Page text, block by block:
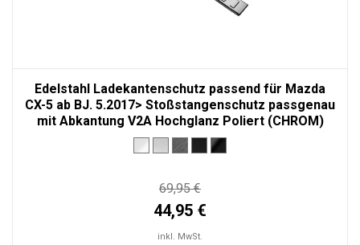
Edelstahl Ladekantenschutz passend für Mazda
CX-5 ab BJ. 5.2017> Stoßstangenschutz passgenau
mit Abkantung V2A Hochglanz Poliert (CHROM)
69,95 €
44,95 €
inkl. MwSt.